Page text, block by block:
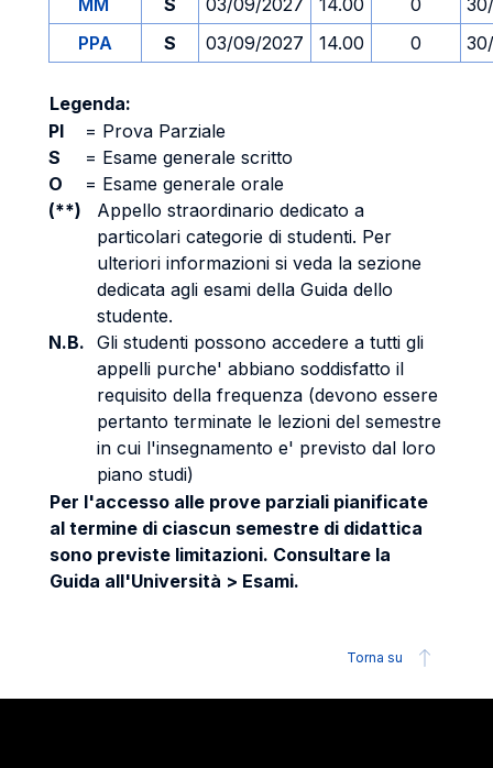
MM
S 03/09/2027 14.00 0
PPA
S 03/09/2027 14.00 0
Legenda:
PI
= Prova Parziale
S
= Esame generale scritto
O
= Esame generale orale
(**)
Appello straordinario dedicato a
particolari categorie di studenti. Per
ulteriori informazioni si veda la sezione
dedicata agli esami della Guida dello
studente.
N.B. Gli studenti possono accedere a tutti gli
appelli purche' abbiano soddisfatto il
requisito della frequenza (devono essere
pertanto terminate le lezioni del semestre
in cui l'insegnamento e' previsto dal loro
piano studi)
Per l'accesso alle prove parziali pianificate
al termine di ciascun semestre di didattica
sono previste limitazioni. Consultare la
Guida all'Università > Esami.
Torna su